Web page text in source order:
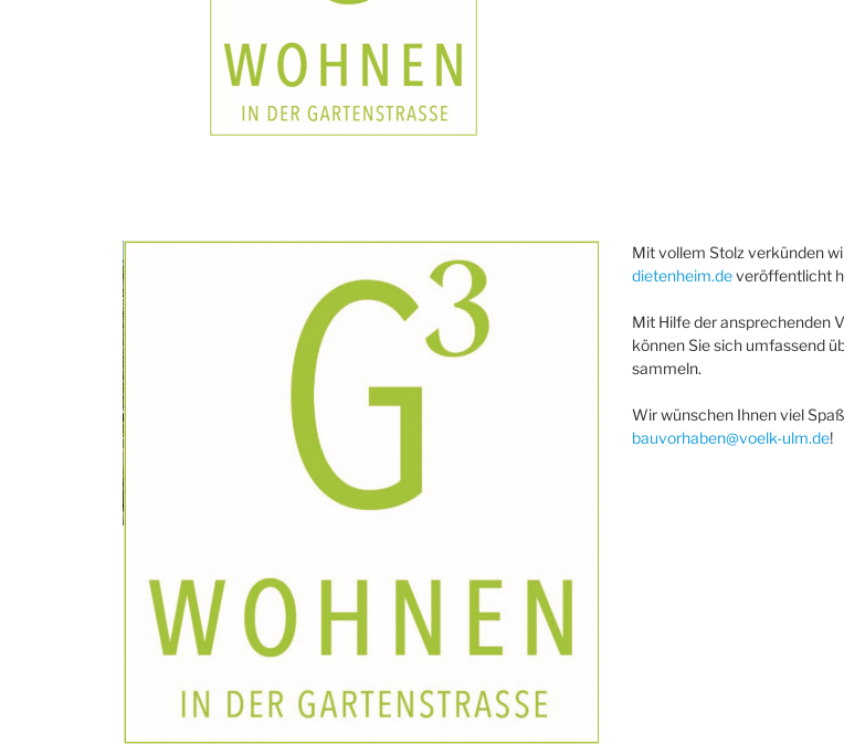
Mit vollem Stolz verkünden
dietenheim.deveröffentlicht
Mit Hilfe der ansprechenden
können Sie sich umfassend
sammeln.
Wir wünschen Ihnen viel
bauvorhaben@voelk-ulm.de!